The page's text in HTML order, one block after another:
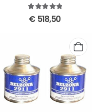
5out of 5
€ 518,50